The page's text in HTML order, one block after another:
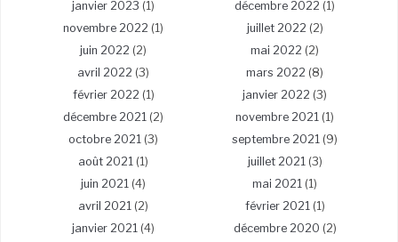
janvier 2023 (1) décembre 2022 (1)
novembre 2022 (1) juillet 2022 (2)
juin 2022 (2) mai 2022 (2)
avril 2022 (3) mars 2022 (8)
février 2022 (1) janvier 2022 (3)
décembre 2021 (2) novembre 2021 (1)
octobre 2021 (3) septembre 2021 (9)
août 2021 (1) juillet 2021 (3)
juin 2021 (4) mai 2021 (1)
avril 2021 (2) février 2021 (1)
janvier 2021 (4) décembre 2020 (2)